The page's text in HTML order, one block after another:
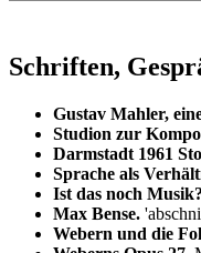
Schriften,
Gustav Mahler,
Studion zur
Darmstadt 1961
Sprache als
Ist das noch Musik?
Max Bense.
Webern und die